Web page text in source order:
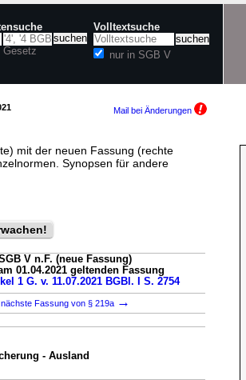
Gesetz
Volltextsuche
nur in SGB V
Mail bei Änderungen
mit der neuen Fassung (rechte
Synopsen für andere
V n.F. (neue Fassung)
01.04.2021 geltenden Fassung
1 G. v. 11.07.2021 BGBl. I S. 2754
nächste Fassung von § 219a →
- Ausland